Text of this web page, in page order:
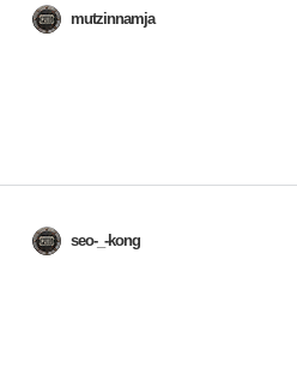
mutzinnamja
seo-_-kong